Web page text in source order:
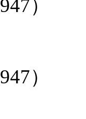
）
）